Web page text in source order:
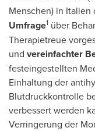
Menschen) in
Umfrage1 über
Therapietreue
und vereinfachter
festeingestellten
Einhaltung der
Blutdruckkontrolle
verbessert werden
Verringerung der